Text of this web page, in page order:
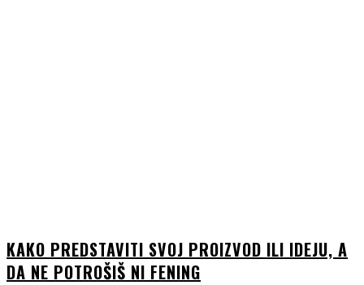
KAKO PREDSTAVITI SVOJ PROIZVOD ILI IDEJU, A
DA NE POTROŠIŠ NI FENING